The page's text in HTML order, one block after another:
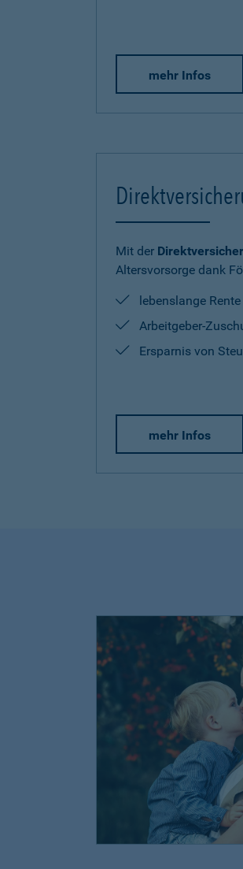
mehr Infos
Mit der
Altersvorsorge dank
lebenslange
Arbeitgeber-
Ersparnis von
mehr Infos